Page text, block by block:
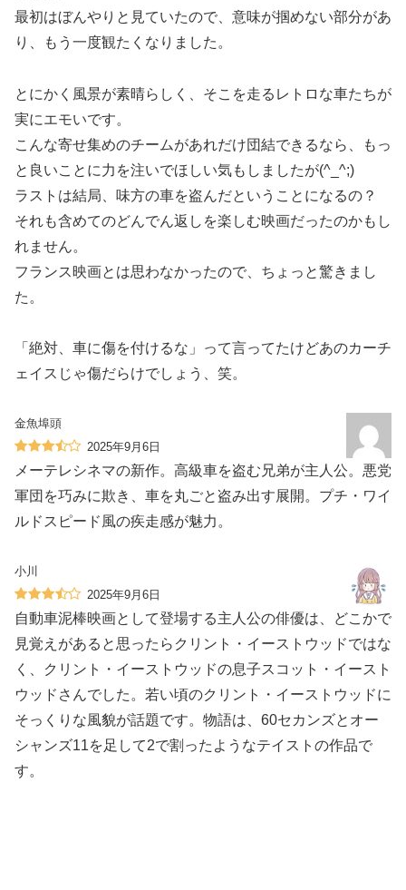
最初はぼんやりと見ていたので、意味が掴めない部分があ
り、もう一度観たくなりました。
とにかく風景が素晴らしく、そこを走るレトロな車たちが
実にエモいです。
こんな寄せ集めのチームがあれだけ団結できるなら、もっ
と良いことに力を注いでほしい気もしましたが(^_^;)
ラストは結局、味方の車を盗んだということになるの？
それも含めてのどんでん返しを楽しむ映画だったのかもし
れません。
フランス映画とは思わなかったので、ちょっと驚きまし
た。
「絶対、車に傷を付けるな」って言ってたけどあのカーチ
ェイスじゃ傷だらけでしょう、笑。
金魚埠頭
2025年9月6日
メーテレシネマの新作。高級車を盗む兄弟が主人公。悪党
軍団を巧みに欺き、車を丸ごと盗み出す展開。プチ・ワイ
ルドスピード風の疾走感が魅力。
小川
2025年9月6日
自動車泥棒映画として登場する主人公の俳優は、どこかで
見覚えがあると思ったらクリント・イーストウッドではな
く、クリント・イーストウッドの息子スコット・イースト
ウッドさんでした。若い頃のクリント・イーストウッドに
そっくりな風貌が話題です。物語は、60セカンズとオー
シャンズ11を足して2で割ったようなテイストの作品で
す。